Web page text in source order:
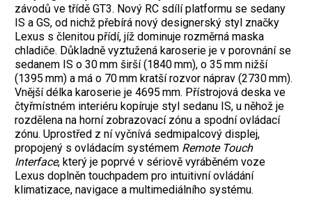
závodů ve třídě GT3. Nový RC sdílí platformu se sedany
IS a GS, od nichž přebírá nový designerský styl značky
Lexus s členitou přídí, jíž dominuje rozměrná maska
chladiče. Důkladně vyztužená karoserie je v porovnání se
sedanem IS o 30 mm širší (1840 mm), o 35 mm nižší
(1395 mm) a má o 70 mm kratší rozvor náprav (2730 mm).
Vnější délka karoserie je 4695 mm. Přístrojová deska ve
čtyřmístném interiéru kopíruje styl sedanu IS, u něhož je
rozdělena na horní zobrazovací zónu a spodní ovládací
zónu. Uprostřed z ní vyčnívá sedmipalcový displej,
propojený s ovládacím systémem Remote Touch
Interface, který je poprvé v sériově vyráběném voze
Lexus doplněn touchpadem pro intuitivní ovládání
klimatizace, navigace a multimediálního systému.